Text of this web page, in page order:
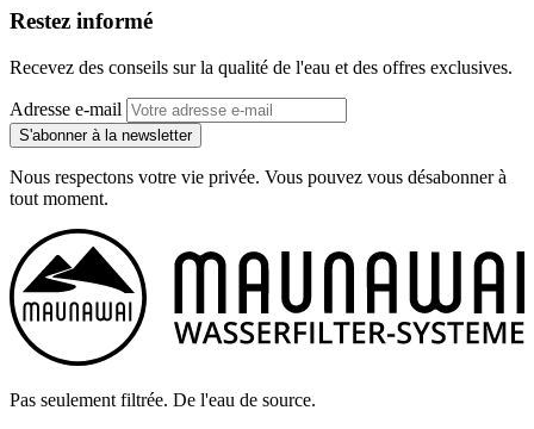
Restez informé
Recevez des conseils sur la qualité de l'eau et des offres exclusives.
Adresse e-mail
S'abonner à la newsletter
Nous respectons votre vie privée. Vous pouvez vous désabonner à
tout moment.
Pas seulement filtrée. De l'eau de source.